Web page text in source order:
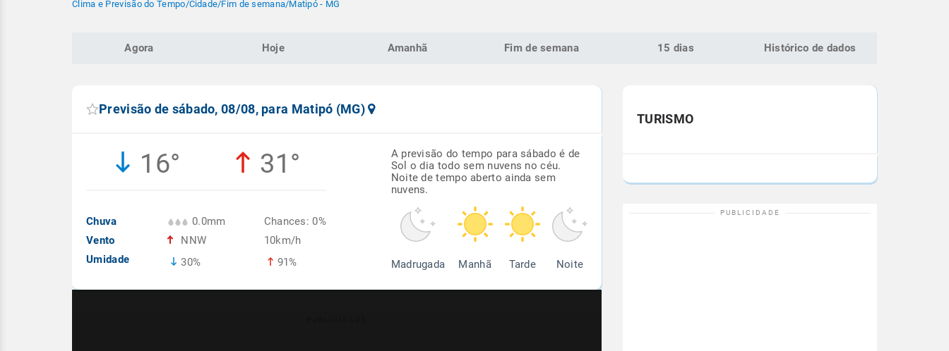
Clima e Previsão do Tempo/Cidade/Fim de semana/Matipó - MG
Agora Hoje Amanhã Fim de semana 15 dias Histórico de dados
Previsão de sábado, 08/08, para Matipó (MG)
16° 31°
Chuva
Vento
Umidade
0.0mm
NNW
30%
Chances: 0%
10km/h
91%
A previsão do tempo para sábado é de
Sol o dia todo sem nuvens no céu.
Noite de tempo aberto ainda sem
nuvens.
Madrugada Manhã Tarde Noite
TURISMO